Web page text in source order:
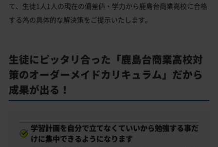
て、生徒1人1人の現在の偏差値・学力から鹿島台商業高校に合格
する為の具体的な解決策をご提示いたします。
生徒にピッタリ合った「鹿島台商業高校対
策のオーダーメイドカリキュラム」だから
成果が出る！
学習計画を自分で立てなくていいから勉強する事だ
けに集中できるようになります